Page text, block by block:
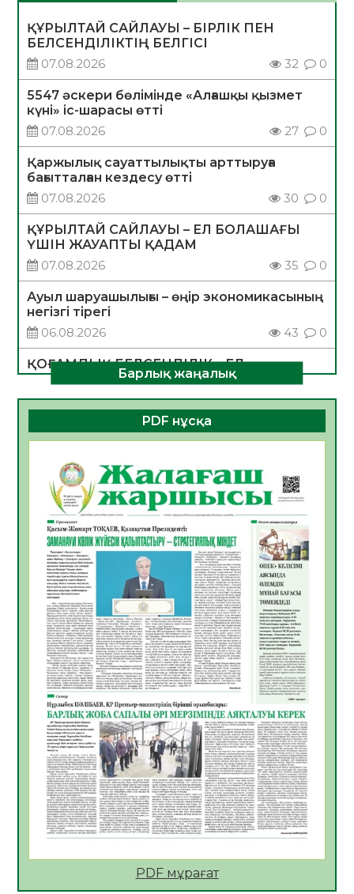
ҚҰРЫЛТАЙ САЙЛАУЫ – БІРЛІК ПЕН
БЕЛСЕНДІЛІКТІҢ БЕЛГІСІ
07.08.2026
32 0
5547 әскери бөлімінде «Алғашқы қызмет
күні» іс-шарасы өтті
07.08.2026
27 0
Қаржылық сауаттылықты арттыруға
бағытталған кездесу өтті
07.08.2026
30 0
ҚҰРЫЛТАЙ САЙЛАУЫ – ЕЛ БОЛАШАҒЫ
ҮШІН ЖАУАПТЫ ҚАДАМ
07.08.2026
35 0
Ауыл шаруашылығы – өңір экономикасының
негізгі тірегі
06.08.2026
43 0
ҚОҒАМДЫҚ БЕЛСЕНДІЛІК – ЕЛ
ДАМУЫНЫҢ НЕГІЗІ
06.08.2026
40 0
ҚҰРЫЛТАЙ САЙЛАУЫ – БОЛАШАҚҚА
06.08.2026
Инфекциялық ауруларға қарсы иммундау
жұмыстарының тиімділігі
06.08.2026
45
Көкжөтел ауруы туралы
06.08.2026
40
АПВ вакцинасы туралы мәлімет
06.08.2026
40
Open Air: Қызылорда облысы полиция
департаменті 20 мыңнан астам
көрерменнің қауіпсіздігін қамтамасыз етті
06.08.2026
52
ҚЫЗЫЛОРДАДА «САНАЛЫ ҰРПАҚ –
ЖАРҚЫН БОЛАШАҚ» АТТЫ КЕҢЕЙТІЛГЕН
МӘЖІЛІС ӨТТІ
05.08.2026
53
Қазақстан Орталық Азиядағы көшуге ең
Барлық жаңалық
PDF нұсқа
PDF мұрағат